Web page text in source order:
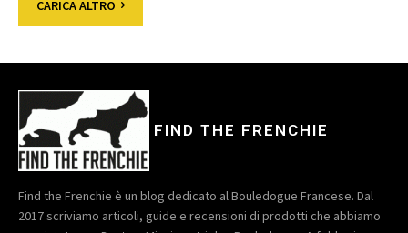
CARICA ALTRO
FIND THE FRENCHIE
Find the Frenchie è un blog dedicato al Bouledogue Francese. Dal
2017 scriviamo articoli, guide e recensioni di prodotti che abbiamo